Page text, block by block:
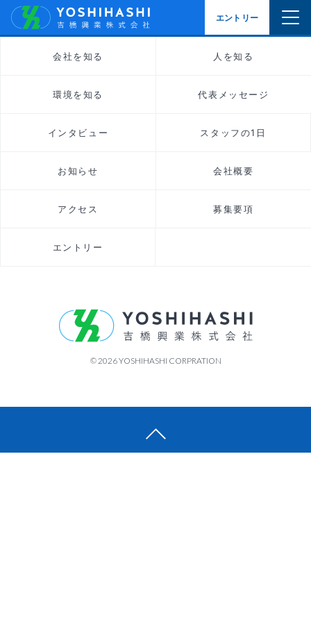
会社を知る 人を知る
環境を知る 代表メッセージ
インタビュー スタッフの1日
お知らせ 会社概要
アクセス 募集要項
エントリー
© 2026 YOSHIHASHI CORPRATION